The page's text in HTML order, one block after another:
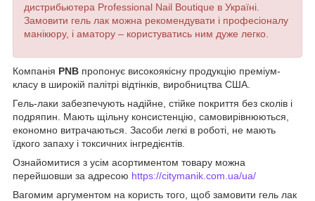
дистрибьютера Professional Nail Boutique в Україні.
Замовити гель лак можна рекомендувати і професіоналу
манікюру, і аматору – користуватись ним дуже легко.
Компанія PNB пропонує високоякісну продукцію преміум-
класу в широкій палітрі відтінків, виробництва США.
Гель-лаки забезпечують надійне, стійке покриття без сколів і
подряпин. Мають щільну консистенцію, самовирівнюються,
економно витрачаються. Засоби легкі в роботі, не мають
їдкого запаху і токсичних інгредієнтів.
Ознайомитися з усім асортиментом товару можна
перейшовши за адресою https://citymanik.com.ua/ua/
Вагомим аргументом на користь того, щоб замовити гель лак